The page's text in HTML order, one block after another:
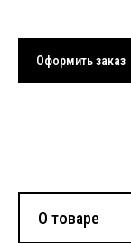
Оформить заказ